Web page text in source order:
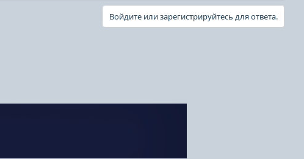
Войдите или зарегистрируйтесь для ответа.